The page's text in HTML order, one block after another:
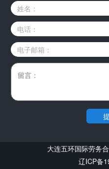
姓名：
电话：
电子邮箱：
大连五环国际劳务
辽ICP备